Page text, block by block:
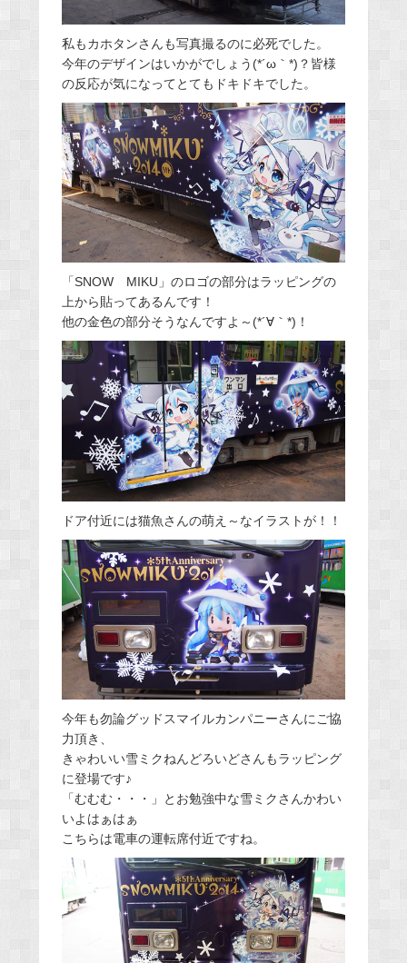
私もカホタンさんも写真撮るのに必死でした。
今年のデザインはいかがでしょう(*´ω｀*)？皆様
の反応が気になってとてもドキドキでした。
「SNOW MIKU」のロゴの部分はラッピングの
上から貼ってあるんです！
他の金色の部分そうなんですよ～(*´∀｀*)！
ドア付近には猫魚さんの萌え～なイラストが！！
今年も勿論グッドスマイルカンパニーさんにご協
力頂き、
きゃわいい雪ミクねんどろいどさんもラッピング
に登場です♪
「むむむ・・・」とお勉強中な雪ミクさんかわい
いよはぁはぁ
こちらは電車の運転席付近ですね。